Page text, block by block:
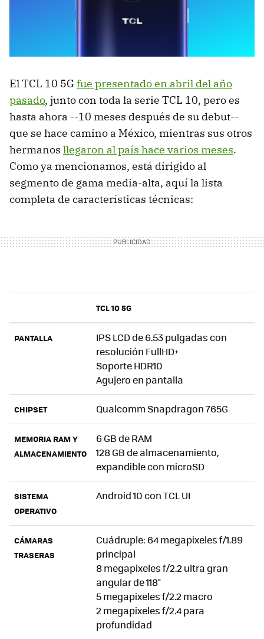
El TCL 10 5Gfue presentado en abril del año
pasado, junto con toda la serie TCL 10, pero es
hasta ahora --10 meses después de su debut--
que se hace camino a México, mientras sus otros
hermanos llegaron al país hace varios meses.
Como ya mencionamos, está dirigido al
segmento de gama media-alta, aquí la lista
completa de características técnicas:
TCL 10 5G
PANTALLA
IPS LCD de 6.53 pulgadas con
resolución FullHD+
Soporte HDR10
Agujero en pantalla
CHIPSET Qualcomm Snapdragon 765G
MEMORIA RAM Y
ALMACENAMIENTO
6 GB de RAM
128 GB de almacenamiento,
expandible con microSD
SISTEMA
OPERATIVO
Android 10 con TCL UI
CÁMARAS
TRASERAS
Cuádruple: 64 megapixeles f/1.89
principal
8 megapixeles f/2.2 ultra gran
angular de 118°
5 megapixeles f/2.2 macro
2 megapixeles f/2.4 para
profundidad